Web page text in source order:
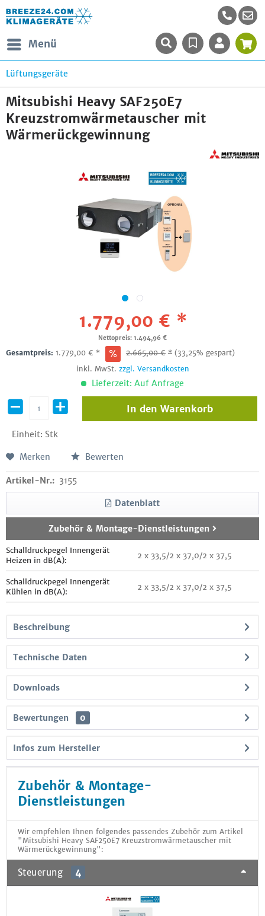
Menü
Lüftungsgeräte
Mitsubishi Heavy SAF250E7
Kreuzstromwärmetauscher mit
Wärmerückgewinnung
1.779,00 € *
Nettopreis: 1.494,96 €
Gesamtpreis: 1.779,00 € * 2.665,00€ * (33,25% gespart)
inkl. MwSt. zzgl. Versandkosten
Lieferzeit: Auf Anfrage
Einheit: Stk
In den Warenkorb
Merken Bewerten
Artikel-Nr.: 3155
Datenblatt
Zubehör & Montage-Dienstleistungen
Schalldruckpegel Innengerät
Heizen in dB(A):
2 x 33,5/2 x 37,0/2 x 37,5
Schalldruckpegel Innengerät
Kühlen in dB(A):
2 x 33,5/2 x 37,0/2 x 37,5
Beschreibung
Technische Daten
Downloads
Bewertungen 0
Infos zum Hersteller
Zubehör & Montage-
Dienstleistungen
Wir empfehlen Ihnen folgendes passendes Zubehör zum Artikel
"Mitsubishi Heavy SAF250E7 Kreuzstromwärmetauscher mit
Wärmerückgewinnung":
Steuerung 4